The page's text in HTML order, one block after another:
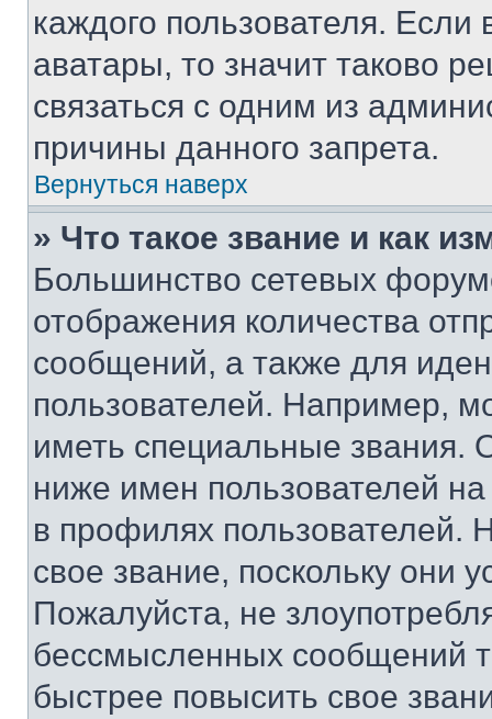
каждого пользователя.
аватары, то значит таково
связаться с одним из
причины данного запрета.
Вернуться наверх
» Что такое звание и как
Большинство сетевых
отображения количества
сообщений, а также для
пользователей. Например,
иметь специальные звания.
ниже имен пользователей
в профилях
свое звание, поскольку они
Пожалуйста, не
бессмысленных сообщений
быстрее повысить свое